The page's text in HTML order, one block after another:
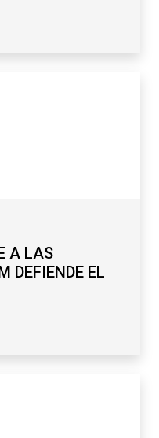
A LAS
DEFIENDE EL